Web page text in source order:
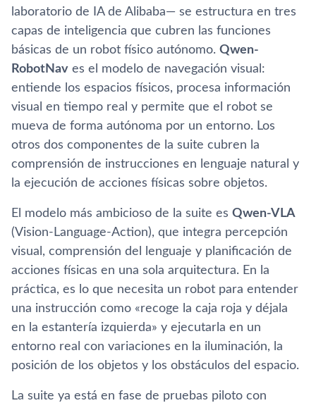
laboratorio de IA de Alibaba— se estructura en tres
capas de inteligencia que cubren las funciones
básicas de un robot físico autónomo. Qwen-
RobotNav es el modelo de navegación visual:
entiende los espacios físicos, procesa información
visual en tiempo real y permite que el robot se
mueva de forma autónoma por un entorno. Los
otros dos componentes de la suite cubren la
comprensión de instrucciones en lenguaje natural y
la ejecución de acciones físicas sobre objetos.
El modelo más ambicioso de la suite es Qwen-VLA
(Vision-Language-Action), que integra percepción
visual, comprensión del lenguaje y planificación de
acciones físicas en una sola arquitectura. En la
práctica, es lo que necesita un robot para entender
una instrucción como «recoge la caja roja y déjala
en la estantería izquierda» y ejecutarla en un
entorno real con variaciones en la iluminación, la
posición de los objetos y los obstáculos del espacio.
La suite ya está en fase de pruebas piloto con